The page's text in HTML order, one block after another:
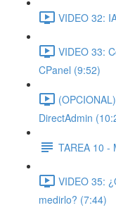
VIDEO 32:
VIDEO 33:
CPanel (9:52)
DirectAdmin
TAREA 10 -
VIDEO 35:
medirlo? (7:44)